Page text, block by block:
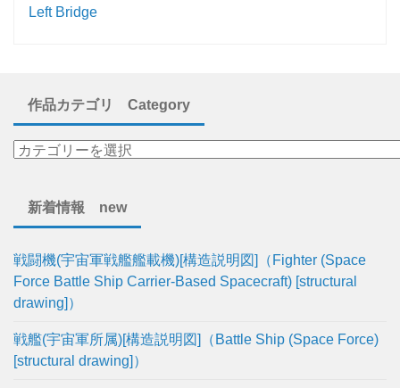
Left Bridge
作品カテゴリ Category
新着情報 new
戦闘機(宇宙軍戦艦艦載機)[構造説明図]（Fighter (Space
Force Battle Ship Carrier-Based Spacecraft) [structural
drawing]）
戦艦(宇宙軍所属)[構造説明図]（Battle Ship (Space Force)
[structural drawing]）